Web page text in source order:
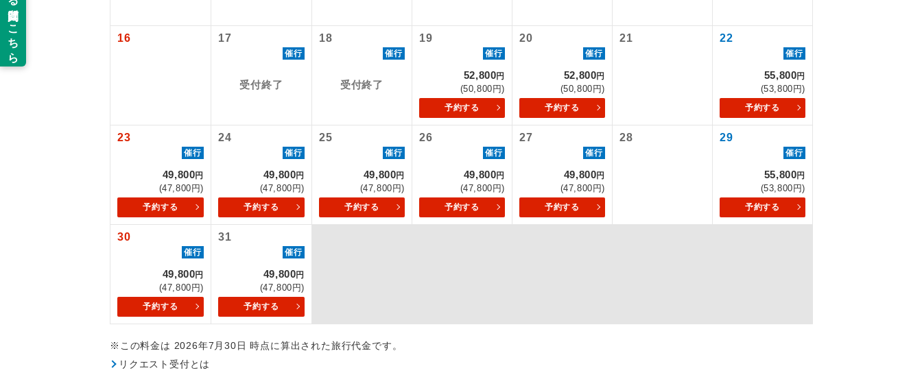
16 17
催行
受付終了
18
催行
受付終了
19
催行
52,800円
(50,800円)
予約する
20
催行
52,800円
(50,800円)
予約する
21 22
催行
55,800円
(53,800円)
予約する
23
催行
49,800円
(47,800円)
予約する
24
催行
49,800円
(47,800円)
予約する
25
催行
49,800円
(47,800円)
予約する
26
催行
49,800円
(47,800円)
予約する
27
催行
49,800円
(47,800円)
予約する
28 29
催行
55,800円
(53,800円)
予約する
30
催行
49,800円
(47,800円)
予約する
31
催行
49,800円
(47,800円)
予約する
※この料金は 2026年7月30日 時点に算出された旅行代金です。
リクエスト受付とは
羽田往復：大人900円、子供440円
世界遺産
ユネスコに登録されている文化遺産や自然遺産を訪ねるコー
スです。
絶景スポットに立ち寄るコースです。
温泉 温泉地にも宿泊するコースです。
露天風呂 ご宿泊ホテルに露天風呂が付いています。
大浴場 ご宿泊ホテルに大浴場が付いています。
全食事付き
全てのお食事が付いていますので、お食事の心配はいりませ
トラベルイヤホン
1名様催行 1名様から出発可能な個人型プランです。